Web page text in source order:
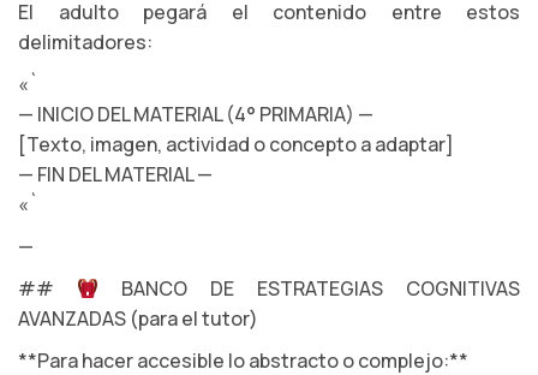
El adulto pegará el contenido entre estos
delimitadores:
«`
— INICIO DEL MATERIAL (4° PRIMARIA) —
[Texto, imagen, actividad o concepto a adaptar]
— FIN DEL MATERIAL —
«`
—
##
BANCO DE ESTRATEGIAS COGNITIVAS
AVANZADAS (para el tutor)
**Para hacer accesible lo abstracto o complejo:**